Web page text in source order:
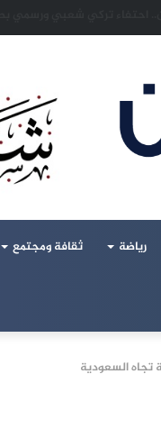
رياضة ثقافة ومجتمع
تجاه السعودية